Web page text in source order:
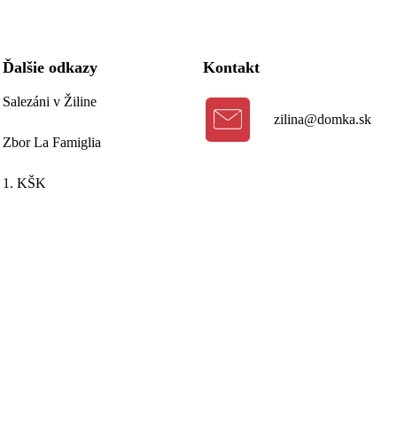
Ďalšie odkazy
Salezáni v Žiline
Zbor La Famiglia
1. KŠK
Kontakt
zilina@domka.sk